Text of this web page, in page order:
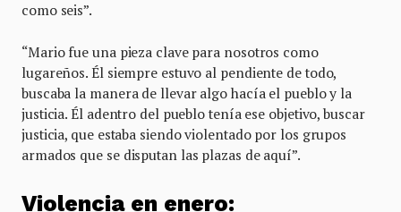
como seis”.
“Mario fue una pieza clave para nosotros como
lugareños. Él siempre estuvo al pendiente de todo,
buscaba la manera de llevar algo hacía el pueblo y la
justicia. Él adentro del pueblo tenía ese objetivo, buscar
justicia, que estaba siendo violentado por los grupos
armados que se disputan las plazas de aquí”.
Violencia en enero: